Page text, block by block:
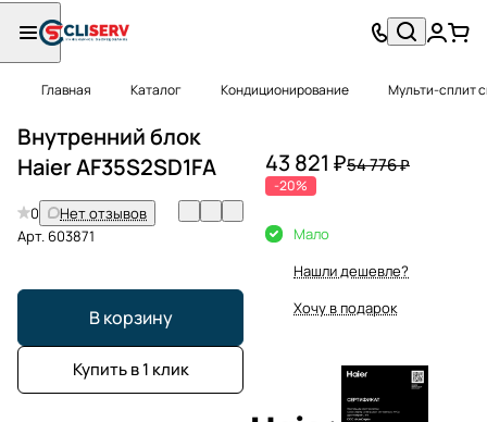
Главная Каталог Кондиционирование Мульти-сплит
Внутренний блок
Haier AF35S2SD1FA
0
Нет отзывов
Арт.603871
В корзину
Купить в 1 клик
43 821 ₽54 776 ₽
-20%
Мало
Нашли дешевле?
Хочу в подарок